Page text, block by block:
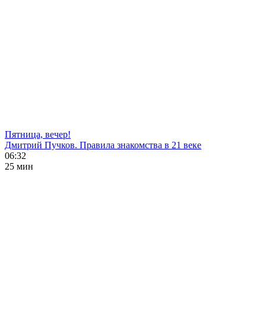
Пятница, вечер!
Дмитрий Пучков. Правила знакомства в 21 веке
06:32
25 мин